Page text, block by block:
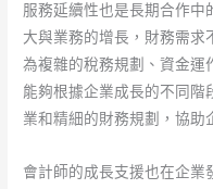
服務延續性也是長期合作中
大與業務的增長，財務需求
為複雜的稅務規劃、資金運
能夠根據企業成長的不同階
業和精細的財務規劃，協助
會計師的成長支援也在企業